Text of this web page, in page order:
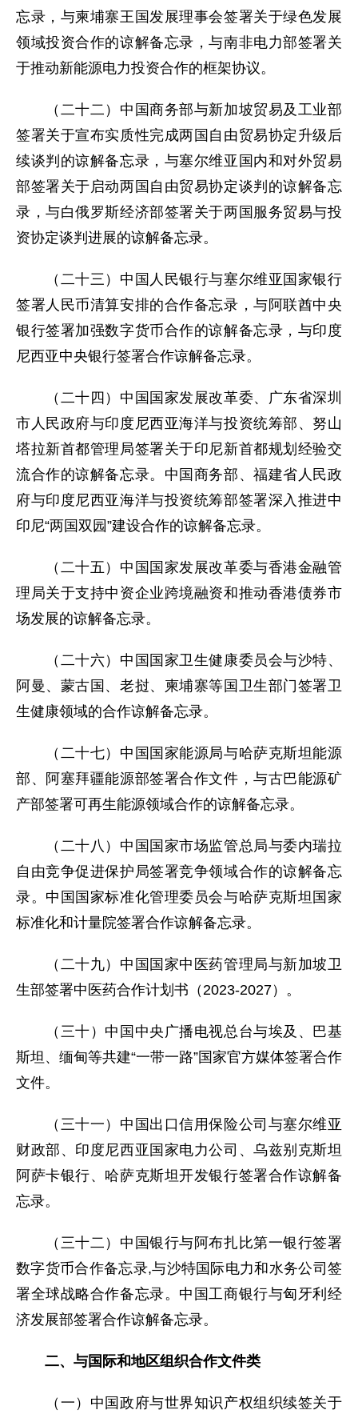
忘录，与柬埔寨王国发展理事会签署关于绿色发展
领域投资合作的谅解备忘录，与南非电力部签署关
于推动新能源电力投资合作的框架协议。
（二十二）中国商务部与新加坡贸易及工业部
签署关于宣布实质性完成两国自由贸易协定升级后
续谈判的谅解备忘录，与塞尔维亚国内和对外贸易
部签署关于启动两国自由贸易协定谈判的谅解备忘
录，与白俄罗斯经济部签署关于两国服务贸易与投
资协定谈判进展的谅解备忘录。
（二十三）中国人民银行与塞尔维亚国家银行
签署人民币清算安排的合作备忘录，与阿联酋中央
银行签署加强数字货币合作的谅解备忘录，与印度
尼西亚中央银行签署合作谅解备忘录。
（二十四）中国国家发展改革委、广东省深圳
市人民政府与印度尼西亚海洋与投资统筹部、努山
塔拉新首都管理局签署关于印尼新首都规划经验交
流合作的谅解备忘录。中国商务部、福建省人民政
府与印度尼西亚海洋与投资统筹部签署深入推进中
印尼“两国双园”建设合作的谅解备忘录。
（二十五）中国国家发展改革委与香港金融管
理局关于支持中资企业跨境融资和推动香港债券市
场发展的谅解备忘录。
（二十六）中国国家卫生健康委员会与沙特、
阿曼、蒙古国、老挝、柬埔寨等国卫生部门签署卫
生健康领域的合作谅解备忘录。
（二十七）中国国家能源局与哈萨克斯坦能源
部、阿塞拜疆能源部签署合作文件，与古巴能源矿
产部签署可再生能源领域合作的谅解备忘录。
（二十八）中国国家市场监管总局与委内瑞拉
自由竞争促进保护局签署竞争领域合作的谅解备忘
录。中国国家标准化管理委员会与哈萨克斯坦国家
标准化和计量院签署合作谅解备忘录。
（二十九）中国国家中医药管理局与新加坡卫
生部签署中医药合作计划书（2023-2027）。
（三十）中国中央广播电视总台与埃及、巴基
斯坦、缅甸等共建“一带一路”国家官方媒体签署合作
文件。
（三十一）中国出口信用保险公司与塞尔维亚
财政部、印度尼西亚国家电力公司、乌兹别克斯坦
阿萨卡银行、哈萨克斯坦开发银行签署合作谅解备
忘录。
（三十二）中国银行与阿布扎比第一银行签署
数字货币合作备忘录,与沙特国际电力和水务公司签
署全球战略合作备忘录。中国工商银行与匈牙利经
济发展部签署合作谅解备忘录。
二、与国际和地区组织合作文件类
（一）中国政府与世界知识产权组织续签关于